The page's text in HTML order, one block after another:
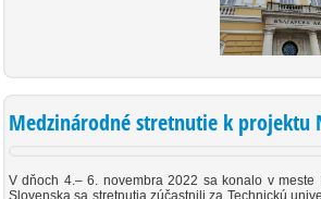
Medzinárodné stretnutie k projektu
V dňoch 4.– 6. novembra 2022 sa konalo v
Slovenska sa stretnutia zúčastnili za Technickú